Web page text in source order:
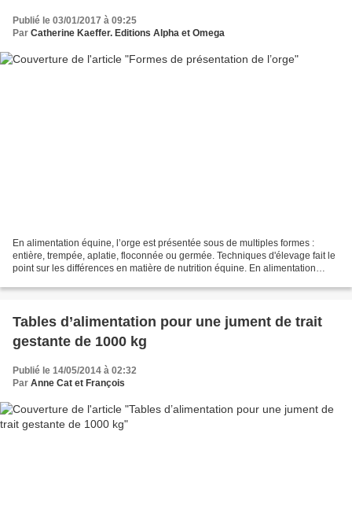
Publié le 03/01/2017 à 09:25
Par Catherine Kaeffer. Editions Alpha et Omega
En alimentation équine, l’orge est présentée sous de multiples formes :
entière, trempée, aplatie, floconnée ou germée. Techniques d'élevage fait le
point sur les différences en matière de nutrition équine. En alimentation
Tables d’alimentation pour une jument de trait
gestante de 1000 kg
Publié le 14/05/2014 à 02:32
Par Anne Cat et François